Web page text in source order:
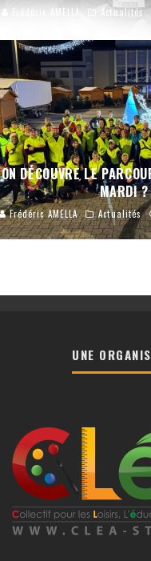
Frédéric AMELLA Actualités
ON DÉCOUVRE LE
MARDI ?
Frédéric AMELLA Actualités
UNE